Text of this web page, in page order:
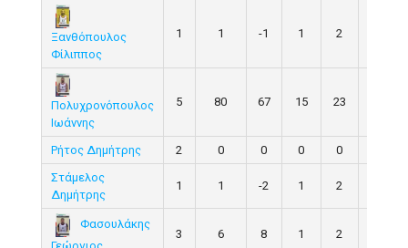
Ξανθόπουλος
Φίλιππος
1 1 -1 1 2
Πολυχρονόπουλος
Ιωάννης
5 80 67 15 23
Ρήτος Δημήτρης 2 0 0 0 0
Στάμελος
Δημήτρης
1 1 -2 1 2
Φασουλάκης
3 6 8 1 2